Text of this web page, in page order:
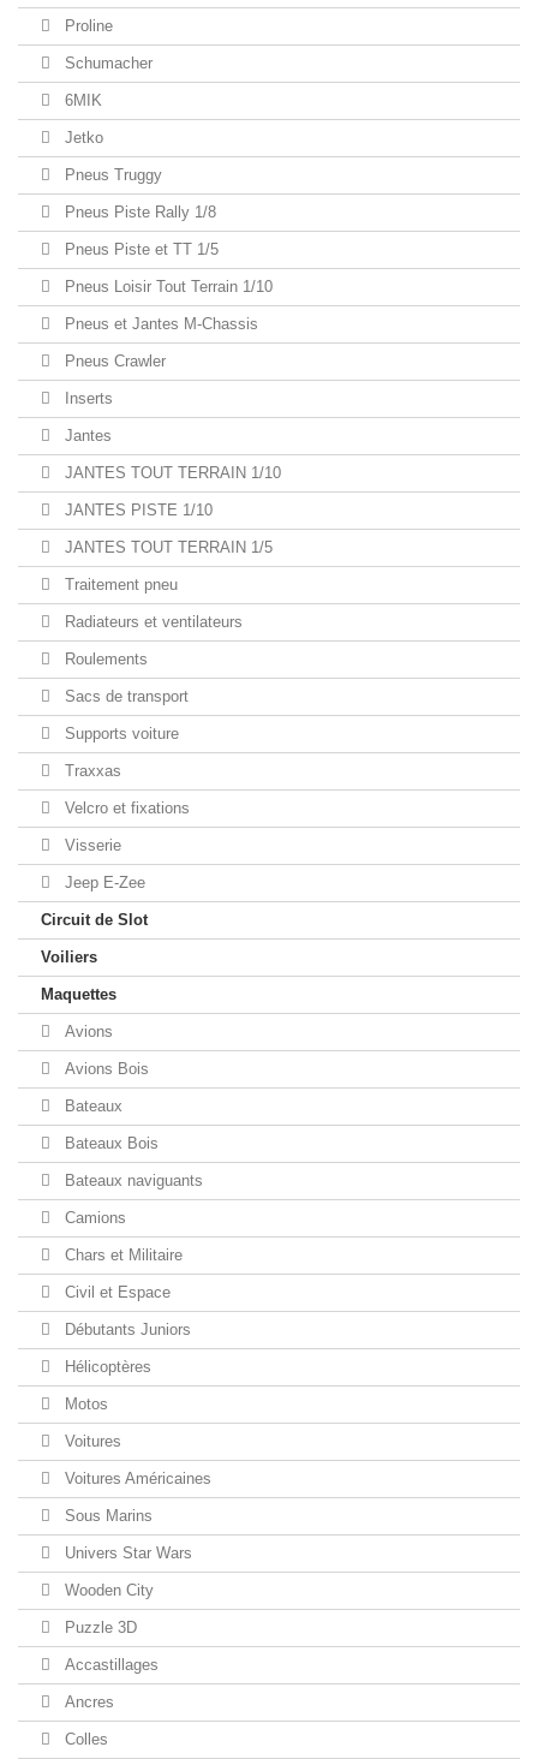
Proline
Schumacher
6MIK
Jetko
Pneus Truggy
Pneus Piste Rally 1/8
Pneus Piste et TT 1/5
Pneus Loisir Tout Terrain 1/10
Pneus et Jantes M-Chassis
Pneus Crawler
Inserts
Jantes
JANTES TOUT TERRAIN 1/10
JANTES PISTE 1/10
JANTES TOUT TERRAIN 1/5
Traitement pneu
Radiateurs et ventilateurs
Roulements
Sacs de transport
Supports voiture
Traxxas
Velcro et fixations
Visserie
Jeep E-Zee
Circuit de Slot
Voiliers
Maquettes
Avions
Avions Bois
Bateaux
Bateaux Bois
Bateaux naviguants
Camions
Chars et Militaire
Civil et Espace
Débutants Juniors
Hélicoptères
Motos
Voitures
Voitures Américaines
Sous Marins
Univers Star Wars
Wooden City
Puzzle 3D
Accastillages
Ancres
Colles